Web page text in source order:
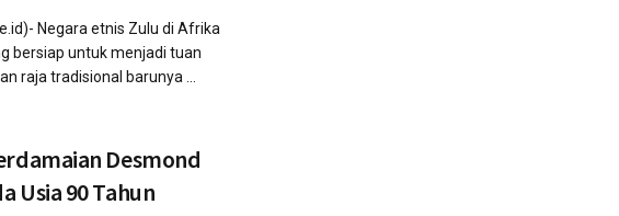
Negara etnis Zulu di Afrika
bersiap untuk menjadi tuan
raja tradisional barunya ...
Desmond
Usia 90 Tahun